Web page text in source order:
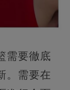
需要徹底
。需要在